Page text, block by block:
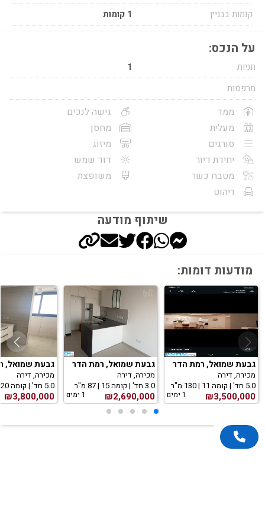
קומות בבניין
1 קומות
על הנכס:
חניות
1
מרפסות
ממד
מעלית
סורגים
יחידת דיור
מטבח כשר
ריהוט
גישה לנכים
מחסן
מיזוג
דוד שמש
משופצת
שיתוף מודעה
מודעות דומות:
גבעת שמואל, רמת הדר
מכירה, דירה
5.0 חד' | קומה 11 | 130 מ"ר
₪3,500,000 1 ימים
גבעת שמואל, רמת הדר
מכירה, דירה
3.0 חד' | קומה 15 | 87 מ"ר
₪2,690,000 1 ימים
גבעת שמואל,
מכירה, דירה
5.0 חד' | קומה 20 | 127 מ"ר
₪3,800,000